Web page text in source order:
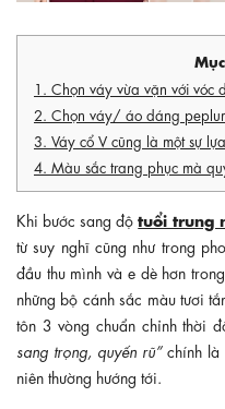
1. Chọn váy vừa vặn với vóc
2. Chọn váy/ áo dáng
3. Váy cổ V cũng là một sự
4. Màu sắc trang phục mà
Khi bước sang độtuổi trung
từ suy nghĩ cũng như trong
đầu thu mình và e dè hơn
những bộ cánh sắc màu tươi
tôn 3 vòng chuẩn chỉnh thời
sang trọng, quyến rũ”chính là
niên thường hướng tới.